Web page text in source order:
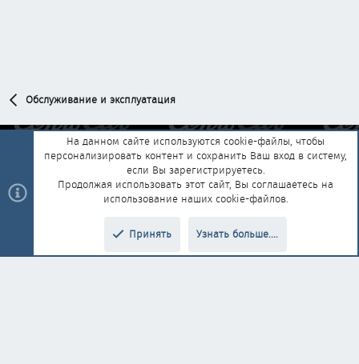
Обслуживание и эксплуатация
Обратная связь
Условия и правила
Политика конфиденциальности
Помощь Главная
R
add-ons by ThemeHouse Перевод от Jumuro®
На данном сайте используются cookie-файлы, чтобы
персонализировать контент и сохранить Ваш вход в систему,
если Вы зарегистрируетесь.
Продолжая использовать этот сайт, Вы соглашаетесь на
использование наших cookie-файлов.
Принять Узнать больше....